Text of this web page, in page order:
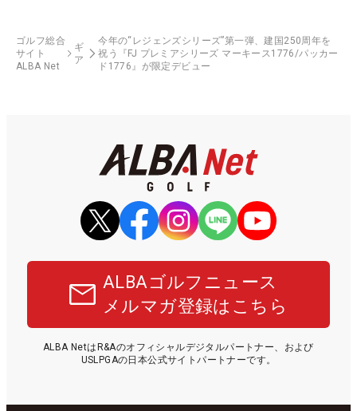
ゴルフ総合
サイト
ALBA Net
ギ
ア
今年の“レジェンズシリーズ”第一弾、建国250周年を
祝う『FJ プレミアシリーズ マーキース1776/パッカー
ド1776』が限定デビュー
ALBAゴルフニュース
メルマガ登録はこちら
ALBA NetはR&Aのオフィシャルデジタルパートナー、および
USLPGAの日本公式サイトパートナーです。